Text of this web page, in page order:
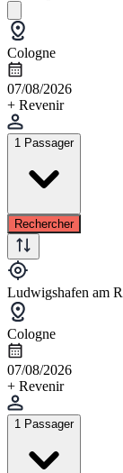
Cologne
07/08/2026
+ Revenir
1 Passager
Rechercher
Ludwigshafen am
Cologne
07/08/2026
+ Revenir
1 Passager